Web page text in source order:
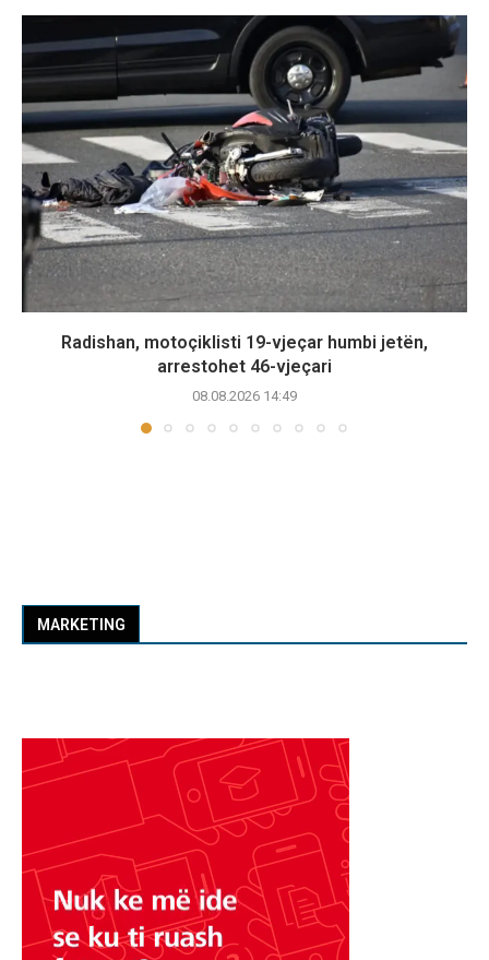
Radishan, motoçiklisti 19-vjeçar humbi jetën,
arrestohet 46-vjeçari
08.08.2026 14:49
MARKETING